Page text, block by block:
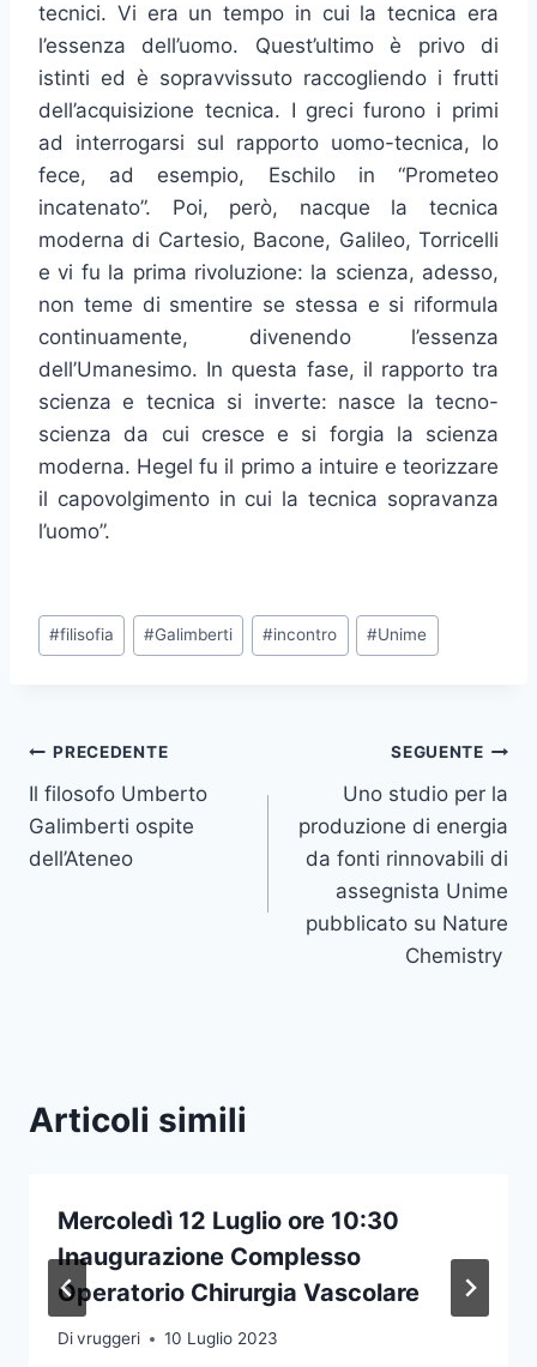
tecnici. Vi era un tempo in cui la tecnica era
l’essenza dell’uomo. Quest’ultimo è privo di
istinti ed è sopravvissuto raccogliendo i frutti
dell’acquisizione tecnica. I greci furono i primi
ad interrogarsi sul rapporto uomo-tecnica, lo
fece, ad esempio, Eschilo in “Prometeo
incatenato”. Poi, però, nacque la tecnica
moderna di Cartesio, Bacone, Galileo, Torricelli
e vi fu la prima rivoluzione: la scienza, adesso,
non teme di smentire se stessa e si riformula
continuamente, divenendo l’essenza
dell’Umanesimo. In questa fase, il rapporto tra
scienza e tecnica si inverte: nasce la tecno-
scienza da cui cresce e si forgia la scienza
moderna. Hegel fu il primo a intuire e teorizzare
il capovolgimento in cui la tecnica sopravanza
l’uomo”.
Tag
articolo:
#filisofia #Galimberti #incontro #Unime
Navigazione
articoli
PRECEDENTE
Il filosofo Umberto
Galimberti ospite
dell’Ateneo
SEGUENTE
Uno studio per la
produzione di energia
da fonti rinnovabili di
assegnista Unime
pubblicato su Nature
Chemistry
Articoli simili
Mercoledì 12 Luglio ore 10:30
Inaugurazione Complesso
Operatorio Chirurgia Vascolare
Divruggeri 10 Luglio 2023